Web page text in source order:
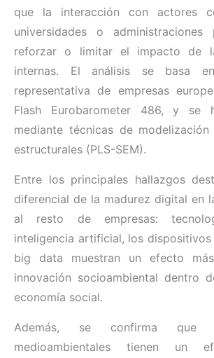
que la interacción con actores
universidades o administraciones
reforzar o limitar el impacto de
internas. El análisis se basa
representativa de empresas
Flash Eurobarometer 486, y se
mediante técnicas de
estructurales (PLS-SEM).
Entre los principales hallazgos
diferencial de la madurez digital en
al resto de empresas:
inteligencia artificial, los
big data muestran un efecto
innovación socioambiental dentro
economía social.
Además, se confirma que
medioambientales tienen un